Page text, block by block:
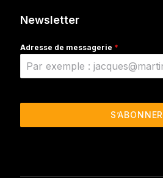
Newsletter
Adresse de messagerie *
S’ABONNER